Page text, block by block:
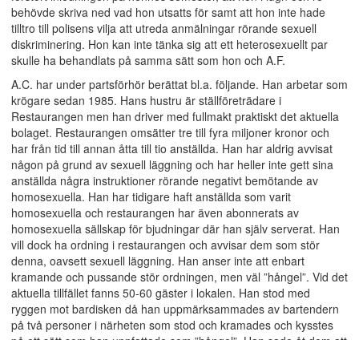
behövde skriva ned vad hon utsatts för samt att hon inte hade
tilltro till polisens vilja att utreda anmälningar rörande sexuell
diskriminering. Hon kan inte tänka sig att ett heterosexuellt par
skulle ha behandlats på samma sätt som hon och A.F.
A.C. har under partsförhör berättat bl.a. följande. Han arbetar som
krögare sedan 1985. Hans hustru är ställföreträdare i
Restaurangen men han driver med fullmakt praktiskt det aktuella
bolaget. Restaurangen omsätter tre till fyra miljoner kronor och
har från tid till annan åtta till tio anställda. Han har aldrig avvisat
någon på grund av sexuell läggning och har heller inte gett sina
anställda några instruktioner rörande negativt bemötande av
homosexuella. Han har tidigare haft anställda som varit
homosexuella och restaurangen har även abonnerats av
homosexuella sällskap för bjudningar där han själv serverat. Han
vill dock ha ordning i restaurangen och avvisar dem som stör
denna, oavsett sexuell läggning. Han anser inte att enbart
kramande och pussande stör ordningen, men väl ”hångel”. Vid det
aktuella tillfället fanns 50-60 gäster i lokalen. Han stod med
ryggen mot bardisken då han uppmärksammades av bartendern
på två personer i närheten som stod och kramades och kysstes